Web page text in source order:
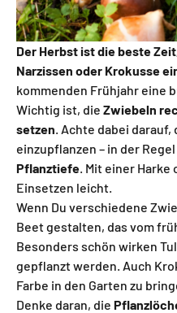
Der Herbst ist die beste
Narzissen oder Krokusse
kommenden Frühjahr eine
Wichtig ist, die Zwiebeln
setzen . Achte dabei
einzupflanzen – in der
Pflanztiefe . Mit einer
Einsetzen leicht.
Wenn Du verschiedene
Beet gestalten, das vom
Besonders schön wirken
gepflanzt werden. Auch
Farbe in den Garten zu
Denke daran, die